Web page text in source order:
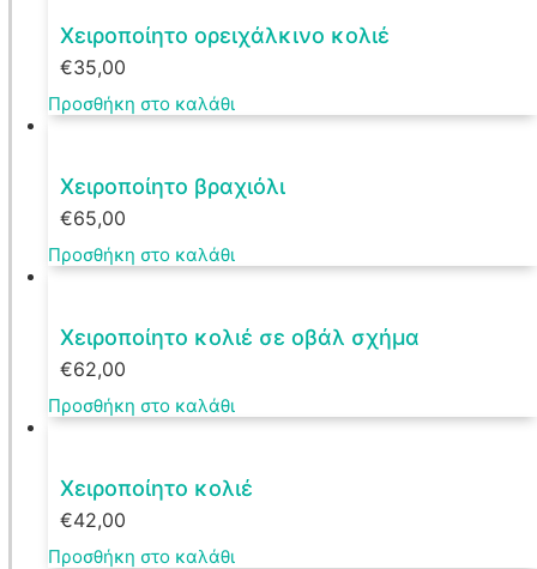
Χειροποίητο ορειχάλκινο κολιέ
€35,00
Προσθήκη στο καλάθι
Χειροποίητο βραχιόλι
€65,00
Προσθήκη στο καλάθι
Χειροποίητο κολιέ σε οβάλ σχήμα
€62,00
Προσθήκη στο καλάθι
Χειροποίητο κολιέ
€42,00
Προσθήκη στο καλάθι